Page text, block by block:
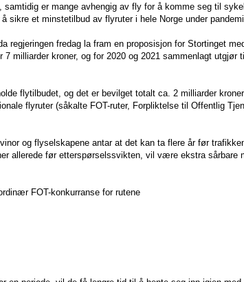
er mange avhengig av fly for å komme seg til
sikre et minstetilbud av flyruter i hele Norge under
regjeringen fredag la fram en proposisjon for Stortinget
milliarder kroner, og for 2020 og 2021 sammenlagt utgjør
flytilbudet, og det er bevilget totalt ca. 2 milliarder
flyruter (såkalte FOT-ruter, Forpliktelse til Offentlig
og flyselskapene antar at det kan ta flere år før
allerede før etterspørselssvikten, vil være ekstra sårbare
FOT-konkurranse for rutene